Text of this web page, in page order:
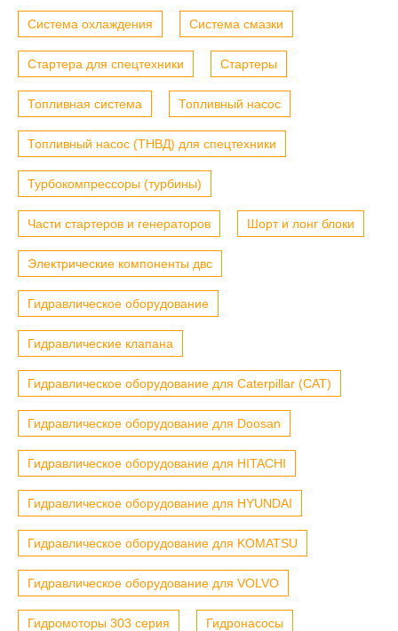
Система охлаждения Система смазки
Стартера для спецтехники Стартеры
Топливная система Топливный насос
Топливный насос (ТНВД) для спецтехники
Турбокомпрессоры (турбины)
Части стартеров и генераторов Шорт и лонг блоки
Электрические компоненты двс
Гидравлическое оборудование
Гидравлические клапана
Гидравлическое оборудование для Caterpillar (CAT)
Гидравлическое оборудование для Doosan
Гидравлическое оборудование для HITACHI
Гидравлическое оборудование для HYUNDAI
Гидравлическое оборудование для KOMATSU
Гидравлическое оборудование для VOLVO
Гидромоторы 303 серия Гидронасосы